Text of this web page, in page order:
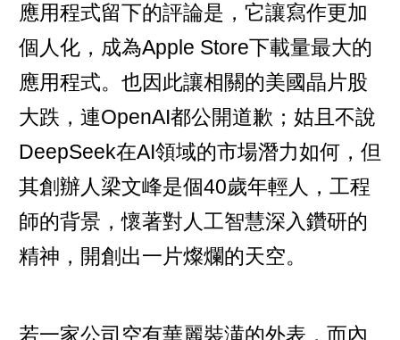
應用程式留下的評論是，它讓寫作更加
個人化，成為Apple Store下載量最大的
應用程式。也因此讓相關的美國晶片股
大跌，連OpenAI都公開道歉；姑且不說
DeepSeek在AI領域的市場潛力如何，但
其創辦人梁文峰是個40歲年輕人，工程
師的背景，懷著對人工智慧深入鑽研的
精神，開創出一片燦爛的天空。
若一家公司空有華麗裝潢的外表，而內